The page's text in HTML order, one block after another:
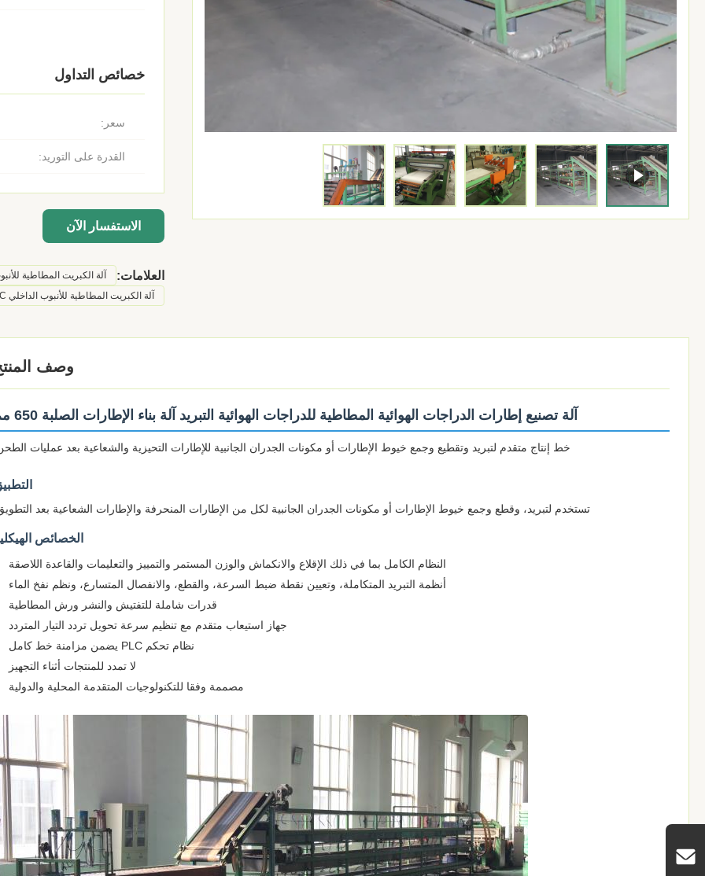
خصائص التداول
سعر:
القدرة على التوريد:
الاستفسار الآن
العلامات:
آلة الكبريت المطاطية
آلة الكبريت المطاطية للأنبوب الداخلي PLC
وصف
آلة تصنيع إطارات الدراجات الهوائية المطاطية للدراجات الهوائية التبريد آلة بناء الإطارات الصلبة 650 مم
خط إنتاج متقدم لتبريد وتقطيع وجمع خيوط الإطارات أو مكونات الجدران الجانبية للإطارات التحيزية والشعاعية بعد عمليات
تستخدم لتبريد، وقطع وجمع خيوط الإطارات أو مكونات الجدران الجانبية لكل من الإطارات المنحرفة والإطارات الشعاعية بعد
الخصائص
النظام الكامل بما في ذلك الإقلاع والانكماش والوزن المستمر والتمييز والتعليمات والقاعدة اللاصقة
أنظمة التبريد المتكاملة، وتعيين نقطة ضبط السرعة، والقطع، والانفصال المتسارع، ونظم نفخ الماء
قدرات شاملة للتفتيش والنشر ورش المطاطية
جهاز استيعاب متقدم مع تنظيم سرعة تحويل تردد التيار المتردد
نظام تحكم PLC يضمن مزامنة خط كامل
لا تمدد للمنتجات أثناء التجهيز
مصممة وفقا للتكنولوجيات المتقدمة المحلية والدولية